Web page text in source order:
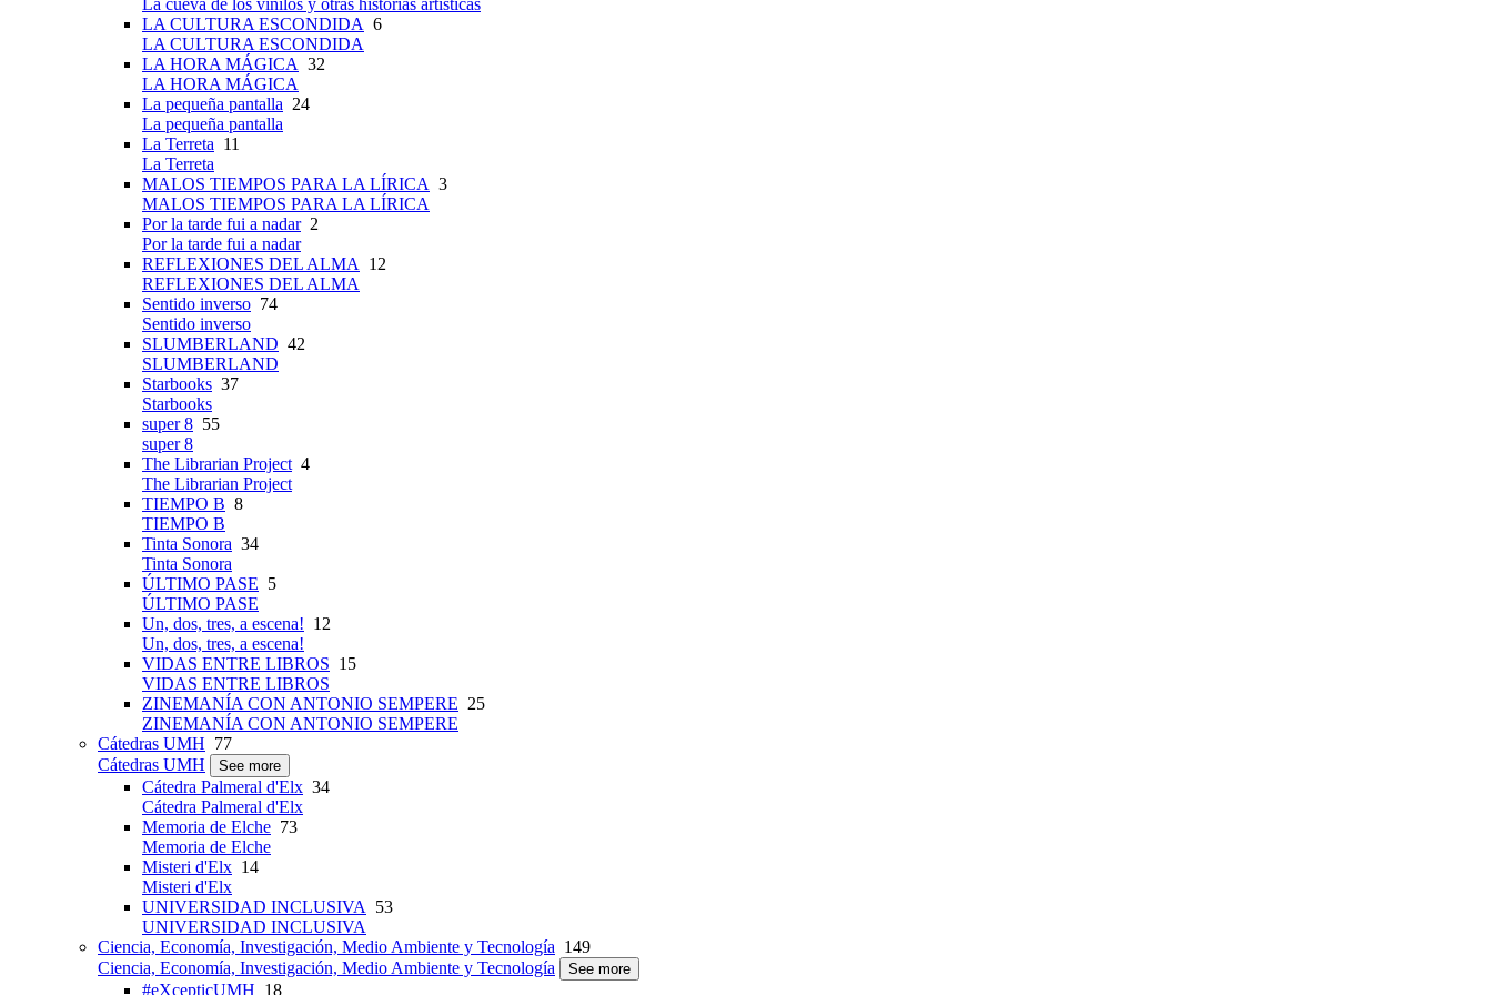
La cueva de los vinilos y otras historias artísticas
LA CULTURA ESCONDIDA 6
LA CULTURA ESCONDIDA
LA HORA MÁGICA 32
LA HORA MÁGICA
La pequeña pantalla 24
La pequeña pantalla
La Terreta 11
La Terreta
MALOS TIEMPOS PARA LA LÍRICA 3
MALOS TIEMPOS PARA LA LÍRICA
Por la tarde fui a nadar2
Por la tarde fui a nadar
REFLEXIONES DEL ALMA
12
REFLEXIONES DEL ALMA
Sentido inverso 74
Sentido inverso
SLUMBERLAND 42
SLUMBERLAND
Starbooks 37
Starbooks
super 8 55
super 8
The Librarian Project 4
The Librarian Project
TIEMPO B 8
TIEMPO B
Tinta Sonora 34
Tinta Sonora
ÚLTIMO PASE 5
ÚLTIMO PASE
Un, dos, tres, a escena! 12
Un, dos, tres, a escena!
VIDAS ENTRE LIBROS 15
VIDAS ENTRE LIBROS
ZINEMANÍA CON ANTONIO SEMPERE 25
ZINEMANÍA CON ANTONIO SEMPERE
Cátedras UMH 77
Cátedras UMH
See more
Cátedra Palmeral d'Elx 34
Cátedra Palmeral d'Elx
Memoria de Elche 73
Memoria de Elche
Misteri d'Elx 14
Misteri d'Elx
UNIVERSIDAD INCLUSIVA
53
UNIVERSIDAD INCLUSIVA
Ciencia, Economía, Investigación, Medio Ambiente y Tecnología 149
Ciencia, Economía, Investigación, Medio Ambiente y Tecnología
See more
#eXcepticUMH 18